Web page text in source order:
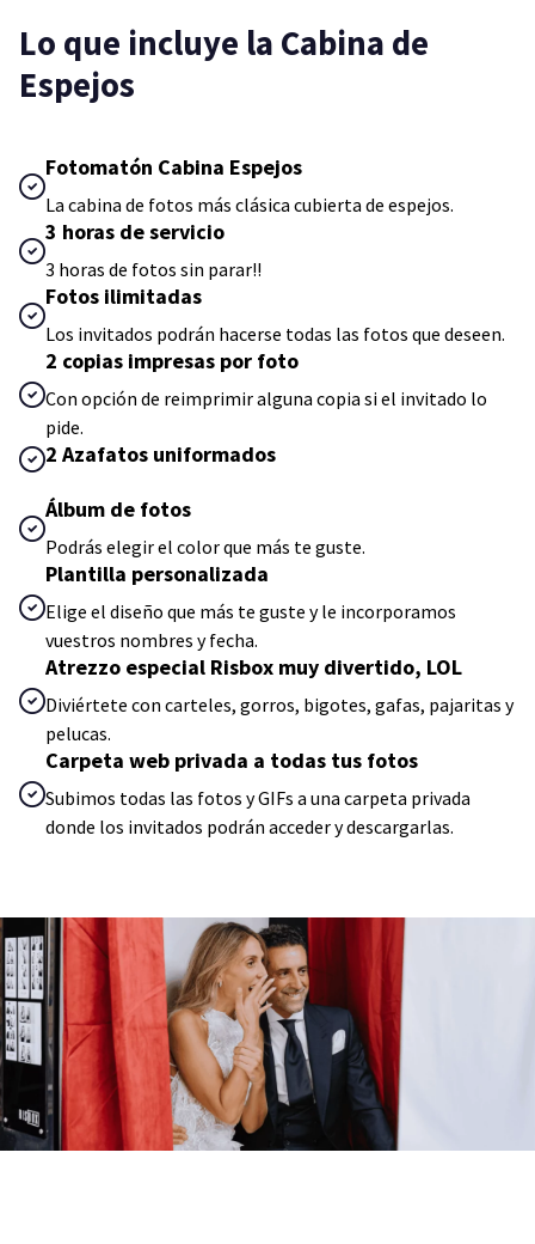
Lo que incluye la Cabina de
Espejos
Fotomatón Cabina Espejos
La cabina de fotos más clásica cubierta de espejos.
3 horas de servicio
3 horas de fotos sin parar!!
Fotos ilimitadas
Los invitados podrán hacerse todas las fotos que deseen.
2 copias impresas por foto
Con opción de reimprimir alguna copia si el invitado lo
pide.
2 Azafatos uniformados
Álbum de fotos
Podrás elegir el color que más te guste.
Plantilla personalizada
Elige el diseño que más te guste y le incorporamos
vuestros nombres y fecha.
Atrezzo especial Risbox muy divertido, LOL
Diviértete con carteles, gorros, bigotes, gafas, pajaritas y
pelucas.
Carpeta web privada a todas tus fotos
Subimos todas las fotos y GIFs a una carpeta privada
donde los invitados podrán acceder y descargarlas.